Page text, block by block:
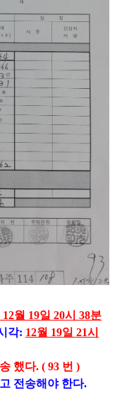
12월 19일 20시 38분
각: 12월 19일 21시
했다. ( 93 번 )
전송해야 한다.